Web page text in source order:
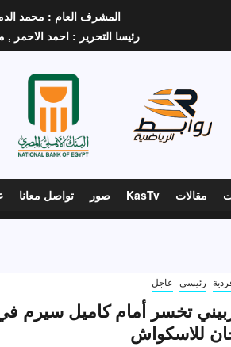
المشرف العام : محمد
رئيسا التحرير : احمد الاحمر ,
مقالات KasTv صور تواصل معانا
رئيسى عاجل
تخسر أمام كاميل سيرم
للاسكواش